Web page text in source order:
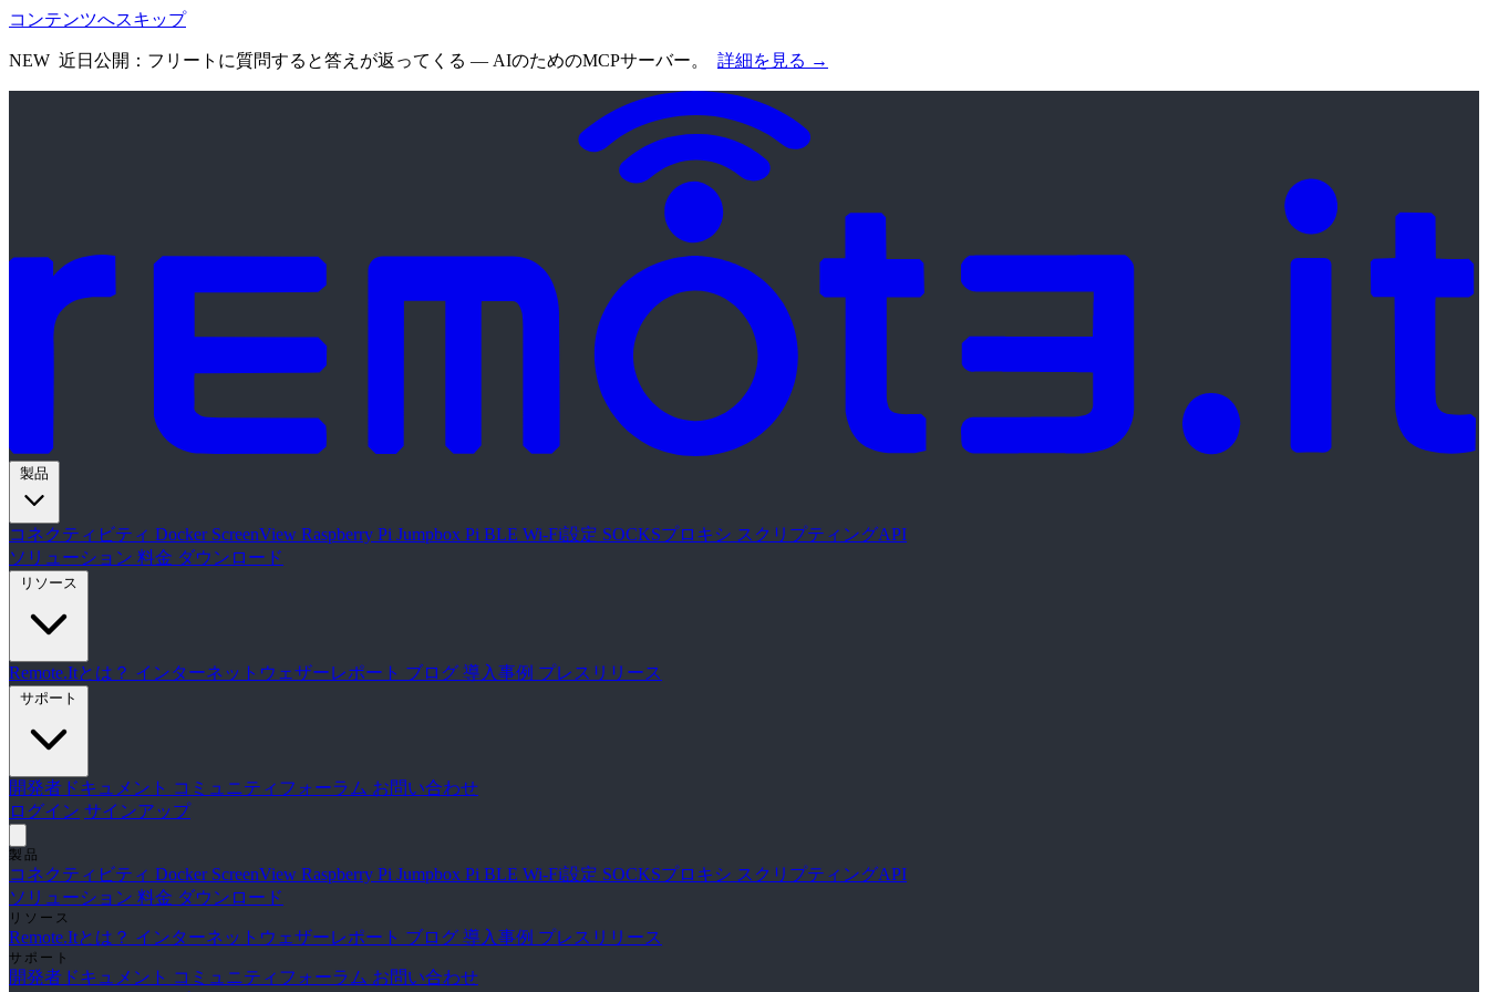
コンテンツへスキップ
NEW 近日公開：フリートに質問すると答えが返ってくる — AIのためのMCPサーバー。 詳細を見る →
コネクティビティ Docker ScreenView Raspberry Pi Jumpbox Pi BLE Wi-Fi設定 SOCKSプロキシ スクリプティングAPI
ソリューション 料金 ダウンロード
Remote.Itとは？ インターネットウェザーレポート ブログ 導入事例 プレスリリース
開発者ドキュメント コミュニティフォーラム お問い合わせ
ログイン サインアップ
製品
コネクティビティ Docker ScreenView Raspberry Pi Jumpbox Pi BLE Wi-Fi設定 SOCKSプロキシ スクリプティングAPI
ソリューション 料金 ダウンロード
リソース
Remote.Itとは？ インターネットウェザーレポート ブログ 導入事例 プレスリリース
サポート
開発者ドキュメント コミュニティフォーラム お問い合わせ